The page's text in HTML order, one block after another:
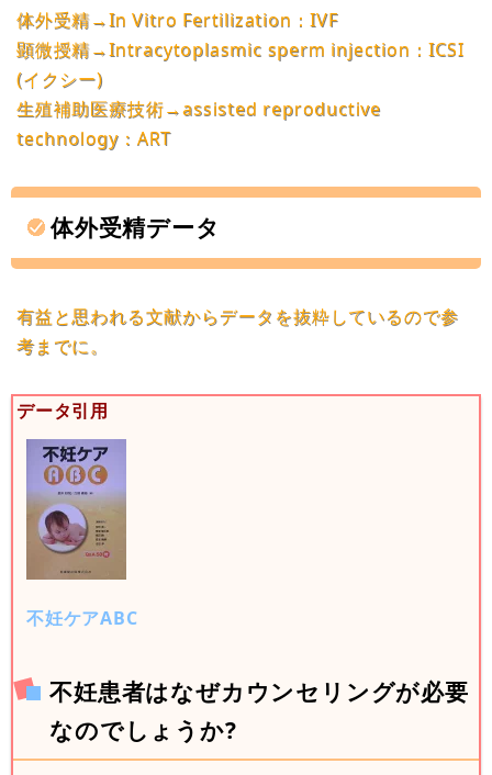
体外受精→In Vitro Fertilization：IVF
顕微授精→Intracytoplasmic sperm injection：ICSI
(イクシー)
生殖補助医療技術→assisted reproductive
technology：ART
体外受精データ
有益と思われる文献からデータを抜粋しているので参
考までに。
データ引用
不妊ケアABC
不妊患者はなぜカウンセリングが必要
なのでしょうか?